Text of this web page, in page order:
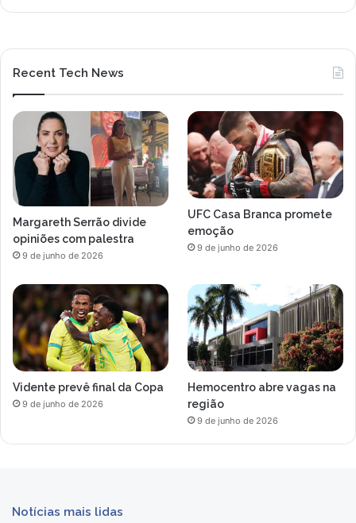
Recent Tech News
Margareth Serrão divide
opiniões com palestra
9 de junho de 2026
UFC Casa Branca promete
emoção
9 de junho de 2026
Vidente prevê final da Copa
9 de junho de 2026
Hemocentro abre vagas na
região
9 de junho de 2026
Notícias mais lidas